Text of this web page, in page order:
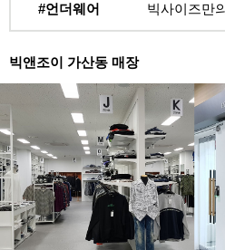
#언더웨어 빅사이즈만
빅앤조이 가산동 매장